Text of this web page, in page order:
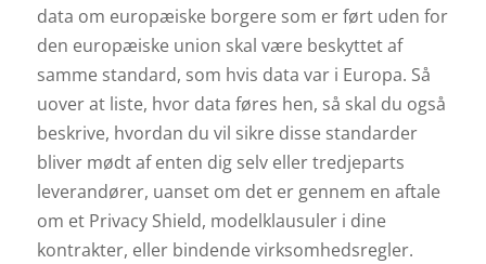
data om europæiske borgere som er ført uden for
den europæiske union skal være beskyttet af
samme standard, som hvis data var i Europa. Så
uover at liste, hvor data føres hen, så skal du også
beskrive, hvordan du vil sikre disse standarder
bliver mødt af enten dig selv eller tredjeparts
leverandører, uanset om det er gennem en aftale
om et Privacy Shield, modelklausuler i dine
kontrakter, eller bindende virksomhedsregler.